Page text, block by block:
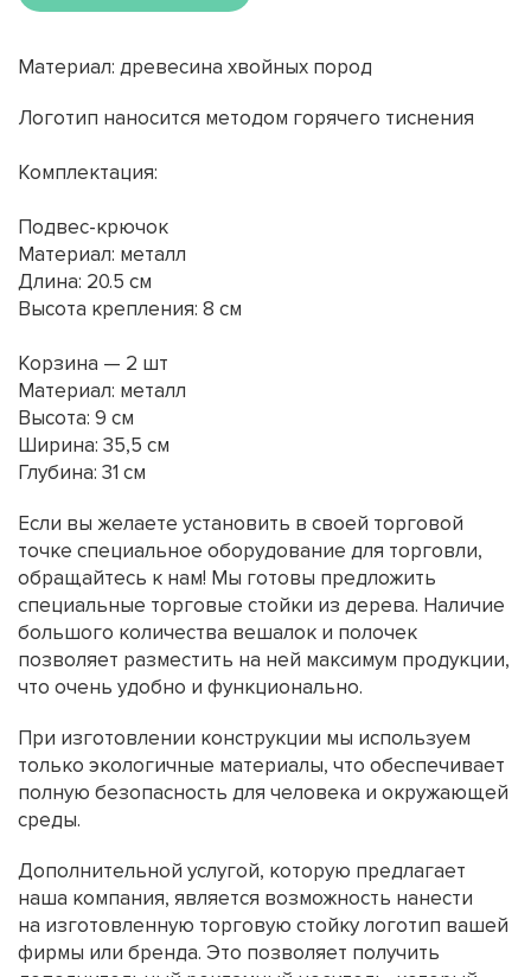
Материал: древесина хвойных пород
Логотип наносится методом горячего тиснения
Комплектация:
Подвес-крючок
Материал: металл
Длина: 20.5 см
Высота крепления: 8 см
Корзина — 2 шт
Материал: металл
Высота: 9 см
Ширина: 35,5 см
Глубина: 31 см
Если вы желаете установить в своей торговой
точке специальное оборудование для торговли,
обращайтесь к нам! Мы готовы предложить
специальные торговые стойки из дерева. Наличие
большого количества вешалок и полочек
позволяет разместить на ней максимум продукции,
что очень удобно и функционально.
При изготовлении конструкции мы используем
только экологичные материалы, что обеспечивает
полную безопасность для человека и окружающей
среды.
Дополнительной услугой, которую предлагает
наша компания, является возможность нанести
на изготовленную торговую стойку логотип вашей
фирмы или бренда. Это позволяет получить